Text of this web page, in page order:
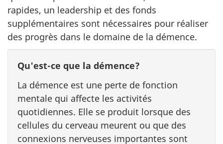
rapides, un leadership et des fonds
supplémentaires sont nécessaires pour réaliser
des progrès dans le domaine de la démence.
Qu'est-ce que la démence?
La démence est une perte de fonction
mentale qui affecte les activités
quotidiennes. Elle se produit lorsque des
cellules du cerveau meurent ou que des
connexions nerveuses importantes sont